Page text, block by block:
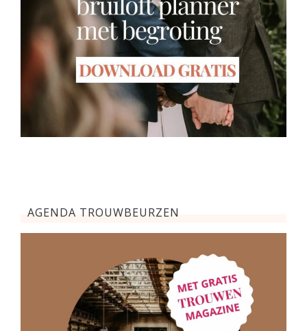
AGENDA TROUWBEURZEN